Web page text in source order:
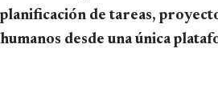
planificación de tareas,
humanos desde una única